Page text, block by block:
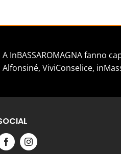
A InBASSAROMAGNA fanno
Alfonsiné, ViviConselice,